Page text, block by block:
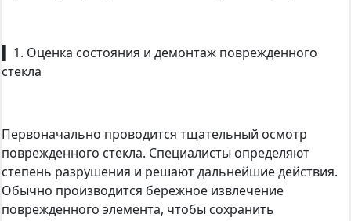
▌ 1. Оценка состояния и демонтаж поврежденного
стекла
Первоначально проводится тщательный осмотр
поврежденного стекла. Специалисты определяют
степень разрушения и решают дальнейшие действия.
Обычно производится бережное извлечение
поврежденного элемента, чтобы сохранить